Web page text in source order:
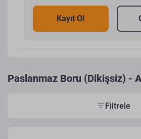
Kayıt Ol
Paslanmaz Boru (Dikişsiz) -
Filtrele